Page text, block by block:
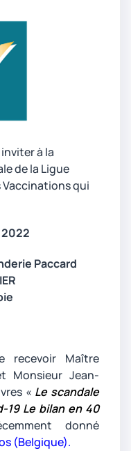
à la
de la Ligue
qui
Paccard
recevoir Maître
Monsieur Jean-
« Le scandale
19 Le bilan en 40
donné
(Belgique).